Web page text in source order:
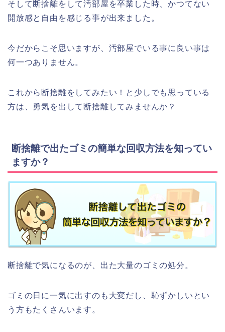
そして断捨離をして汚部屋を卒業した時、かつてない
開放感と自由を感じる事が出来ました。
今だからこそ思いますが、汚部屋でいる事に良い事は
何一つありません。
これから断捨離をしてみたい！と少しでも思っている
方は、勇気を出して断捨離してみませんか？
断捨離で出たゴミの簡単な回収方法を知ってい
ますか？
断捨離で気になるのが、出た大量のゴミの処分。
ゴミの日に一気に出すのも大変だし、恥ずかしいとい
う方もたくさんいます。